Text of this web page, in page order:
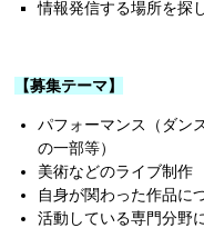
情報発信する場所を探
【募集テーマ】
パフォーマンス（ダン
の一部等）
美術などのライブ制作
自身が関わった作品に
活動している専門分野